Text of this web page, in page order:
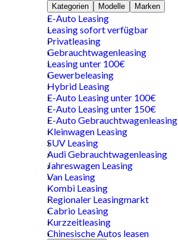
Kategorien Modelle Marken
E-Auto Leasing
Leasing sofort verfügbar
Privatleasing
Gebrauchtwagenleasing
Leasing unter 100€
Gewerbeleasing
Hybrid Leasing
E-Auto Leasing unter 100€
E-Auto Leasing unter 150€
E-Auto Gebrauchtwagenleasing
Kleinwagen Leasing
SUV Leasing
Audi Gebrauchtwagenleasing
Jahreswagen Leasing
Van Leasing
Kombi Leasing
Regionaler Leasingmarkt
Cabrio Leasing
Kurzzeitleasing
Chinesische Autos leasen